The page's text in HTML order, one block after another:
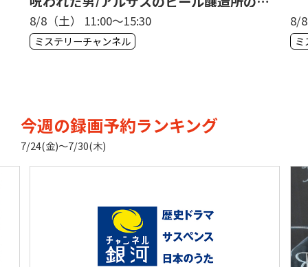
密[字]
8/8（土） 11:00〜15:30
ミステリーチャンネル
8/
今週の録画予約ランキング
7/24(金)〜7/30(木)